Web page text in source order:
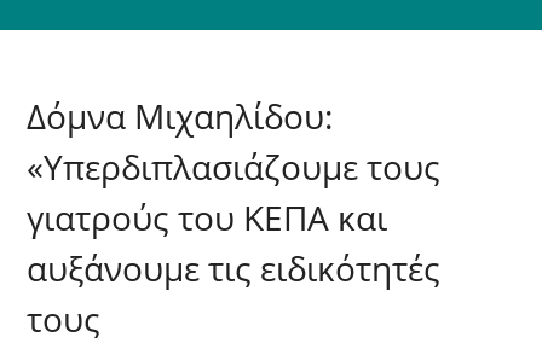
Δόμνα Μιχαηλίδου:
«Υπερδιπλασιάζουμε τους
γιατρούς του ΚΕΠΑ και
αυξάνουμε τις ειδικότητές
τους